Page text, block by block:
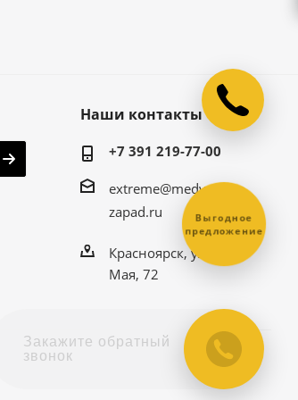
Наши контакты
+7 391 219-77-00
extreme@medved-
zapad.ru
Красноярск, ул. 9
Мая, 72
Выгодное
предложение
Закажите обратный
звонок